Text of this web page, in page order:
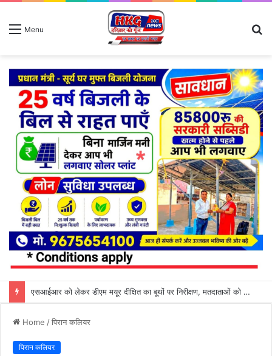
Menu
शिवभक्तों की सेवा करना ही सच्ची ईश्वरीय की सेवा: चौधरी सुभाष नंबरदार
Home /पिरान कलियर
पिरान कलियर